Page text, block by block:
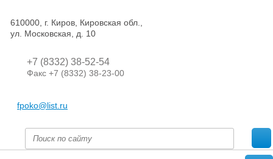
610000, г. Киров, Кировская обл.,
ул. Московская, д. 10
+7 (8332) 38-52-54
Факс +7 (8332) 38-23-00
fpoko@list.ru